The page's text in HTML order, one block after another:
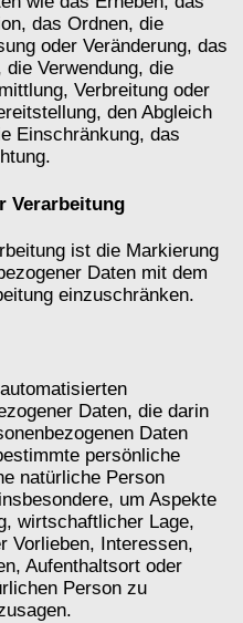
das Ordnen, die
oder Veränderung, das
Verwendung, die
Verbreitung oder
den Abgleich
Einschränkung, das
ist die Markierung
Daten mit dem
einzuschränken.
Daten, die darin
Daten
persönliche
natürliche Person
um Aspekte
wirtschaftlicher Lage,
Vorlieben, Interessen,
Aufenthaltsort oder
Person zu